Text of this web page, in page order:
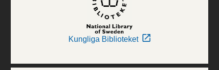
Kungliga Biblioteket